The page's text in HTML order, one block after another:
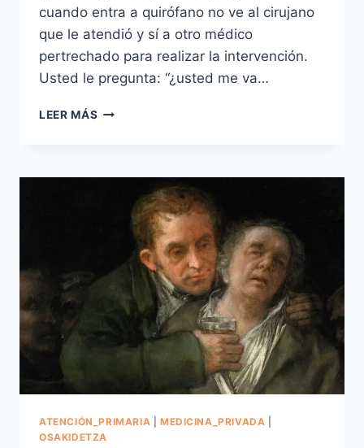
cuando entra a quirófano no ve al cirujano
que le atendió y sí a otro médico
pertrechado para realizar la intervención.
Usted le pregunta: “¿usted me va…
LEER MÁS PANDEMIA.
¿O
ATENCIÓN_PRIMARIA MEDICINA_PRIVADA
OSAKIDETZA